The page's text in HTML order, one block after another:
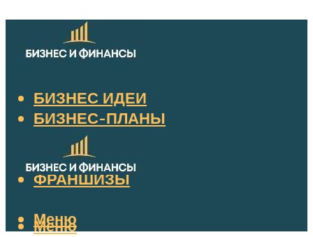
БИЗНЕС ИДЕИ
БИЗНЕС-ПЛАНЫ
ДОКУМЕНТЫ
НАЛОГИ
ФРАНШИЗЫ
Меню
Меню